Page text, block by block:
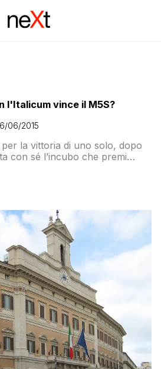
l'Italicum vince il M5S?
06/2015
per la vittoria di uno solo, dopo
con sé l’incubo che premi